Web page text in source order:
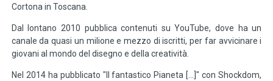
Cortona in Toscana.
Dal lontano 2010 pubblica contenuti su YouTube, dove ha un
canale da quasi un milione e mezzo di iscritti, per far avvicinare i
giovani al mondo del disegno e della creatività.
Nel 2014 ha pubblicato "Il fantastico Pianeta [...]" con Shockdom,